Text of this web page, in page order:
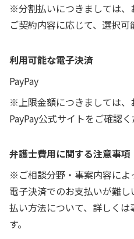
※分割払いにつきましては、
ご契約内容に応じて、選択可
利用可能な電子決済
PayPay
※上限金額につきましては、
PayPay公式サイトをご確認く
弁護士費用に関する注意事項
※ご相談分野・事案内容によ
電子決済でのお支払いが難
払い方法について、詳しく
す。